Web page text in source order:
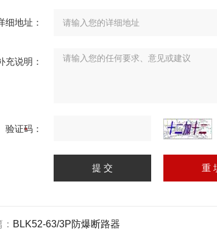
细地址：
充说明：
验证码：
BLK52-63/3P防爆断路器